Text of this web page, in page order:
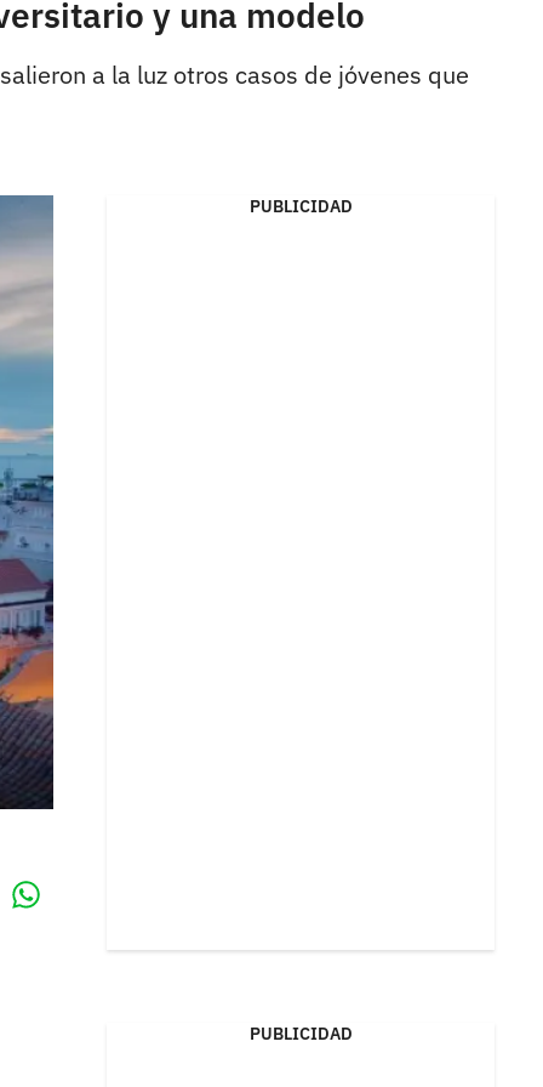
y una modelo
a la luz otros casos de jóvenes que
PUBLICIDAD
PUBLICIDAD